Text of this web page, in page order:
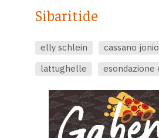
Sibaritide
elly schlein cassano jonio
lattughelle
esondazione